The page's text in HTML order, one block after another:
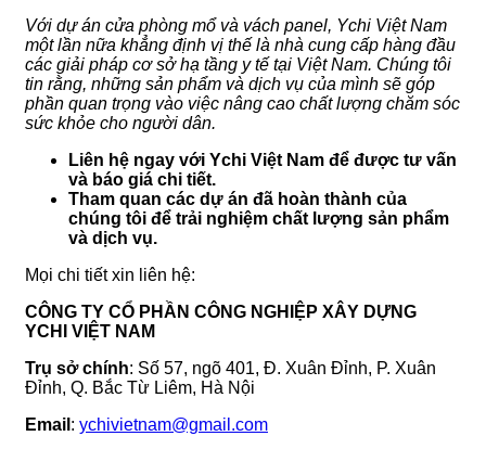
Với dự án cửa phòng mổ và vách panel, Ychi Việt Nam
một lần nữa khẳng định vị thế là nhà cung cấp hàng đầu
các giải pháp cơ sở hạ tầng y tế tại Việt Nam. Chúng tôi
tin rằng, những sản phẩm và dịch vụ của mình sẽ góp
phần quan trọng vào việc nâng cao chất lượng chăm sóc
sức khỏe cho người dân.
Liên hệ ngay với Ychi Việt Nam để được tư vấn
và báo giá chi tiết.
Tham quan các dự án đã hoàn thành của
chúng tôi để trải nghiệm chất lượng sản phẩm
và dịch vụ.
Mọi chi tiết xin liên hệ:
CÔNG TY CỔ PHẦN CÔNG NGHIỆP XÂY DỰNG
YCHI VIỆT NAM
Trụ sở chính: Số 57, ngõ 401, Đ. Xuân Đỉnh, P. Xuân
Đỉnh, Q. Bắc Từ Liêm, Hà Nội
Email : ychivietnam@gmail.com